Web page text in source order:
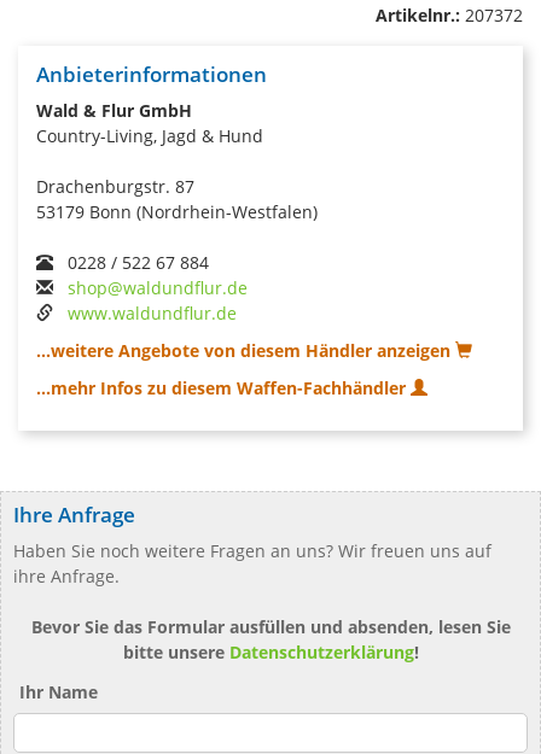
Artikelnr.: 207372
Anbieterinformationen
Wald & Flur GmbH
Country-Living, Jagd & Hund
Drachenburgstr. 87
53179 Bonn (Nordrhein-Westfalen)
0228 / 522 67 884
shop@waldundflur.de
www.waldundflur.de
...weitere Angebote von diesem Händler anzeigen
...mehr Infos zu diesem Waffen-Fachhändler
Ihre Anfrage
Haben Sie noch weitere Fragen an uns? Wir freuen uns auf
ihre Anfrage.
Bevor Sie das Formular ausfüllen und absenden, lesen Sie
bitte unsere Datenschutzerklärung!
Ihr Name